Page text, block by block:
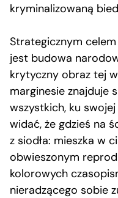
kryminalizowaną
Strategicznym
jest budowa
krytyczny obraz tej
marginesie znajduje
wszystkich, ku
widać, że gdzieś na
z siodła: mieszka w
obwieszonym
kolorowych
nieradzącego sobie